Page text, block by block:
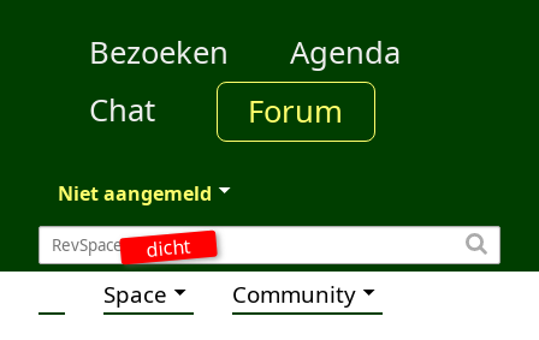
dicht
Bezoeken
Agenda
Chat
Forum
Niet aangemeld
Space Community